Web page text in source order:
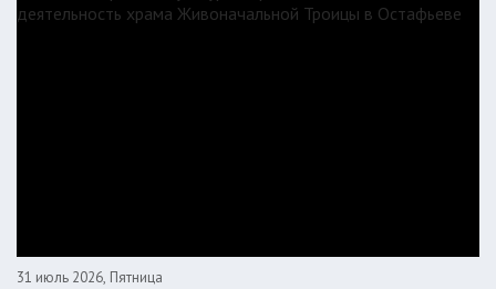
31 июль 2026, Пятница